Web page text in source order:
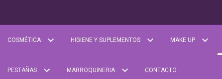
COSMÉTICA HIGIENE Y SUPLEMENTOS MAKE UP
PESTAÑAS MARROQUINERIA CONTACTO